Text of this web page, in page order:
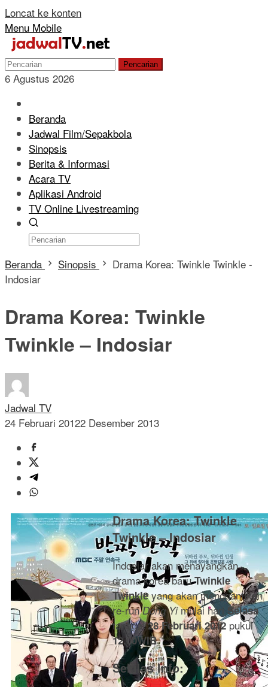
Loncat ke konten
Menu Mobile
Pencarian
6 Agustus 2026
Beranda
Jadwal Film/Sepakbola
Sinopsis
Berita & Informasi
Acara TV
Aplikasi Android
TV Online Livestreaming
Beranda Sinopsis
Drama Korea: Twinkle Twinkle -
Indosiar
Drama Korea: Twinkle
Twinkle – Indosiar
Jadwal TV
24 Februari 20122 Desember 2013
Drama Korea: Twinkle
Twinkle – Indosiar
Indosiar akan menayangkan
drama korea baruTwinkle
Twinkleyang akan menggantikan
re-runDong Yimulai hari Selasa
tanggal28 Februari 2012 pukul
12.00WIB.
Sekilas Info: